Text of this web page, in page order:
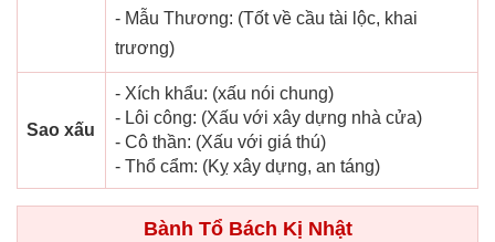
- Mẫu Thương: (Tốt về cầu tài lộc, khai
trương)
Sao xấu
- Xích khẩu: (xấu nói chung)
- Lôi công: (Xấu với xây dựng nhà cửa)
- Cô thần: (Xấu với giá thú)
- Thổ cẩm: (Kỵ xây dựng, an táng)
Bành Tổ Bách Kị Nhật